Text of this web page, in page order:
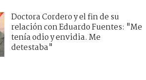
Doctora Cordero y el fin de su
relación con Eduardo Fuentes: "Me
tenía odio y envidia. Me
detestaba"